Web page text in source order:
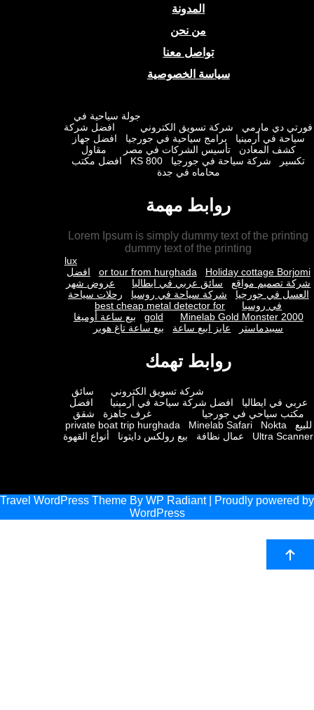
المدونة
من نحن
تواصل معنا
سياسة الخصوصية
جولة سياحية في
دي مارمي
شركة تسويق الكتروني
افضل شركة
في أرمينيا
برامج سياحية في جورجيا
افضل جهاز
المعادن
تأسيس الشركات في مصر
مقاول
شركة سياحة في جورجيا KS 800
افضل مكتب
محاماه في جدة
روابط مهمة
Lorem Ipsum is simply dummy text of the
dummy text of the printing
or tour from hurghada
Holiday cottage
افضل
تصميم مواقع
سائق عربي في ايطاليا
عروض شهر
في جورجيا
شركة سياحة في روسيا
رحلات سياحة
في روسيا
best cheap metal detector for
gold
Minelab Gold Monster
بيع ساعة أوميغا
سبيدماستر
عايز ابيع ساعة بيع ساعة تاغ هوير
روابط تهمك
شركة تسويق الكتروني
سائق
في ايطاليا
افضل شركة سياحة في أرمينيا
افضل
سياحي في جورجيا
غرف جاهزة
شقق
private boat trip hurghada
Minelab Safari
Nokta
Ultra
عمال نظافة بيع رولكس دايتونا أنواع القهوة
Travel WordPress ThemeBy WP Radiant| Proudly
WordPress